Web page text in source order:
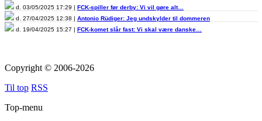
d. 03/05/2025 17:29 | FCK-spiller før derby: Vi vil gøre alt…
d. 27/04/2025 12:38 | Antonio Rüdiger: Jeg undskylder til dommeren
d. 19/04/2025 15:27 | FCK-komet slår fast: Vi skal være danske…
Copyright © 2006-2026
Til top RSS
Top-menu